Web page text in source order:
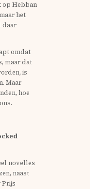
op Hebban
het
daar
omdat
maar dat
is
Maar
hoe
novelles
naast